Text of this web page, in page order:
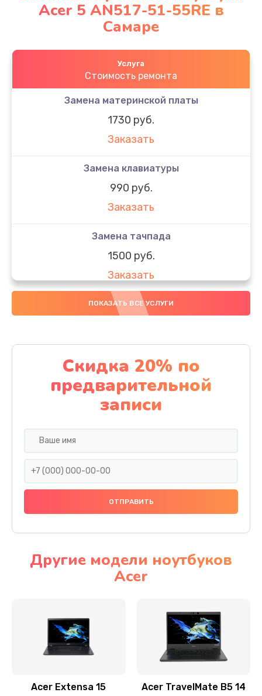
Acer 5 AN517-51-55RE в
Самаре
Услуга
Стоимость ремонта
Замена материнской платы
1730 руб.
Заказать
Замена клавиатуры
990 руб.
Заказать
Замена тачпада
1500 руб.
Заказать
Замена южного моста
Заказать
Чистка от пыли
1060 руб.
Заказать
Ремонт подсветки
Настройка BIOS
Замена видеочипа
Заказать
ПОКАЗАТЬ ВСЕ УСЛУГИ
Скидка 20% по
предварительной
записи
Другие модели ноутбуков
Acer
Acer Extensa 15 Acer TravelMate B5 14